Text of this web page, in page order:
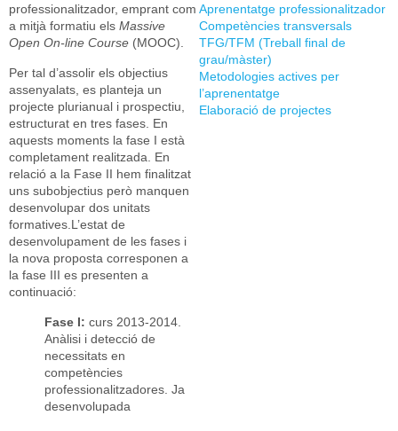
professionalitzador, emprant com
a mitjà formatiu els Massive
Open On-line Course (MOOC).
Per tal d’assolir els objectius
assenyalats, es planteja un
projecte plurianual i prospectiu,
estructurat en tres fases. En
aquests moments la fase I està
completament realitzada. En
relació a la Fase II hem finalitzat
uns subobjectius però manquen
desenvolupar dos unitats
formatives.L’estat de
desenvolupament de les fases i
la nova proposta corresponen a
la fase III es presenten a
continuació:
Fase I: curs 2013-2014.
Anàlisi i detecció de
necessitats en
competències
professionalitzadores. Ja
desenvolupada
Aprenentatge professionalitzador
Competències transversals
TFG/TFM (Treball final de
grau/màster)
Metodologies actives per
l’aprenentatge
Elaboració de projectes